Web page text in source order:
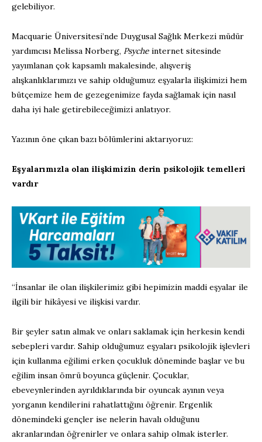
gelebiliyor.
Macquarie Üniversitesi’nde Duygusal Sağlık Merkezi müdür
yardımcısı Melissa Norberg, Psyche internet sitesinde
yayımlanan çok kapsamlı makalesinde, alışveriş
alışkanlıklarımızı ve sahip olduğumuz eşyalarla ilişkimizi hem
bütçemize hem de gezegenimize fayda sağlamak için nasıl
daha iyi hale getirebileceğimizi anlatıyor.
Yazının öne çıkan bazı bölümlerini aktarıyoruz:
Eşyalarımızla olan ilişkimizin derin psikolojik temelleri
vardır
“İnsanlar ile olan ilişkilerimiz gibi hepimizin maddi eşyalar ile
ilgili bir hikâyesi ve ilişkisi vardır.
Bir şeyler satın almak ve onları saklamak için herkesin kendi
sebepleri vardır. Sahip olduğumuz eşyaları psikolojik işlevleri
için kullanma eğilimi erken çocukluk döneminde başlar ve bu
eğilim insan ömrü boyunca güçlenir. Çocuklar,
ebeveynlerinden ayrıldıklarında bir oyuncak ayının veya
yorganın kendilerini rahatlattığını öğrenir. Ergenlik
dönemindeki gençler ise nelerin havalı olduğunu
akranlarından öğrenirler ve onlara sahip olmak isterler.